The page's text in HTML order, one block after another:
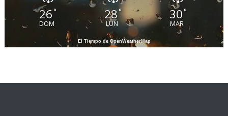
26°
DOM
28 °
LUN
30°
MAR
El Tiempo de OpenWeatherMap